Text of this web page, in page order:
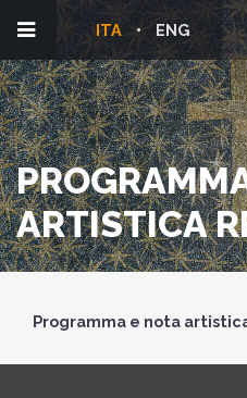
ENG
ITA
ARTISTICA
Programma e nota